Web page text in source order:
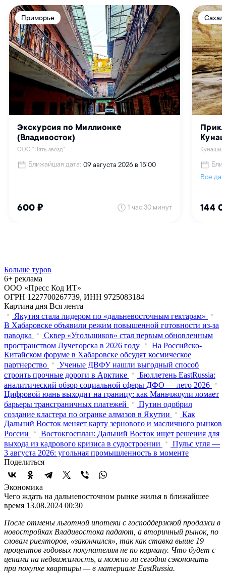
Больше туров
6+ реклама
ООО «Пресс Код ИТ»
ОГРН 1227700267739, ИНН 9725083184
Картина дня Вся лента
Якутия стала лидером по «дальневосточным гектарам»
В Хабаровске объявили режим повышенной готовности из‑за
паводка
Сквер «Угольщиков» стал первым обновленным
пространством Лучегорска в 2026 году
На Российско-
Китайском форуме в Хабаровске обсудят космическое
партнерство
Ученые ДВФУ нашли выгодный способ
строить прочные дороги в Арктике
Бюллетень EastRussia:
аналитический обзор социальной сферы ДФО — лето 2026
Цифровой юань выходит на границу: как Маньчжоули ломает
барьеры трансграничных платежей
Путин одобрил
создание кластера по огранке алмазов в Якутии
Как
Дальний Восток меняет карту зернового и масличного рынков
России
Востокгосплан: Дальний Восток ищет решения для
выхода из кадрового кризиса в судостроении
Пульс угля —
3 августа 2026: угольная промышленность в моменте
Поделиться
Экономика
Чего ждать на дальневосточном рынке жилья в ближайшее
время 13.08.2024 00:30
После отмены льготной ипотеки с господдержкой продажи в
новостройках Владивостока падают, а вторичный рынок, по
словам риелторов, «закончился», так как ставка выше 19
процентов годовых покупателям не по карману. Что будет с
ценами на недвижимость, и можно ли сегодня сэкономить
при покупке квартиры — в материале EastRussia.